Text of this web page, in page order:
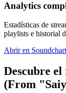
Analytics
Estadísticas de
playlists e historial
Abrir en
Descubre
(From